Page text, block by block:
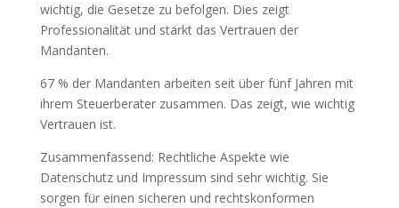
wichtig, die Gesetze zu befolgen. Dies zeigt
Professionalität und stärkt das Vertrauen der
Mandanten.
67 % der Mandanten arbeiten seit über fünf Jahren mit
ihrem Steuerberater zusammen. Das zeigt, wie wichtig
Vertrauen ist.
Zusammenfassend: Rechtliche Aspekte wie
Datenschutz und Impressum sind sehr wichtig. Sie
sorgen für einen sicheren und rechtskonformen